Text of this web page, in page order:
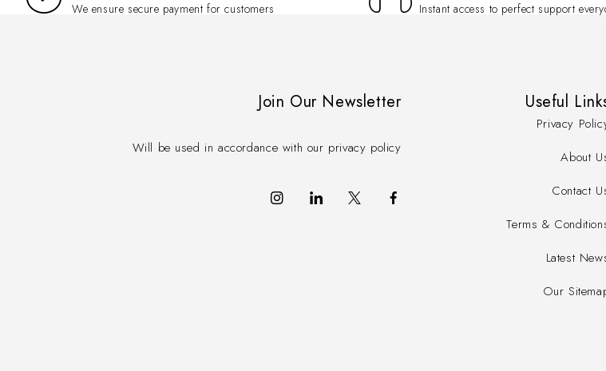
Instant access to perfect support
We ensure secure payment for customers
Useful
Privacy
About
Contact
Terms &
Latest
Our
Join Our Newsletter
Will be used in accordance with our privacy policy